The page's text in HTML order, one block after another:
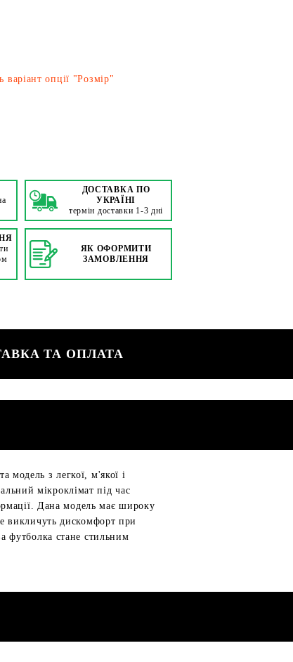
варіант опції "Розмір"
ДОСТАВКА ПО
УКРАЇНІ
термін доставки 1-3 дні
ЯК ОФОРМИТИ
ЗАМОВЛЕННЯ
ТА ОПЛАТА
модель з легкої, м'якої і
мікроклімат під час
Дана модель має широку
викличуть дискомфорт при
футболка стане стильним